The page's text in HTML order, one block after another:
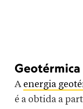
Geotérmica
A energia
é a obtida a